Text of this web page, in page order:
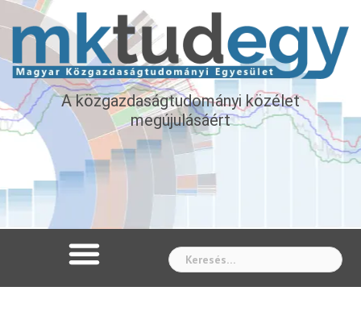
A közgazdaságtudományi közélet
megújulásáért